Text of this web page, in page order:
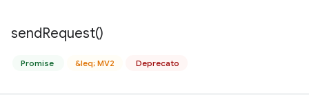
sendRequest()
Promise &leq; MV2 Deprecato